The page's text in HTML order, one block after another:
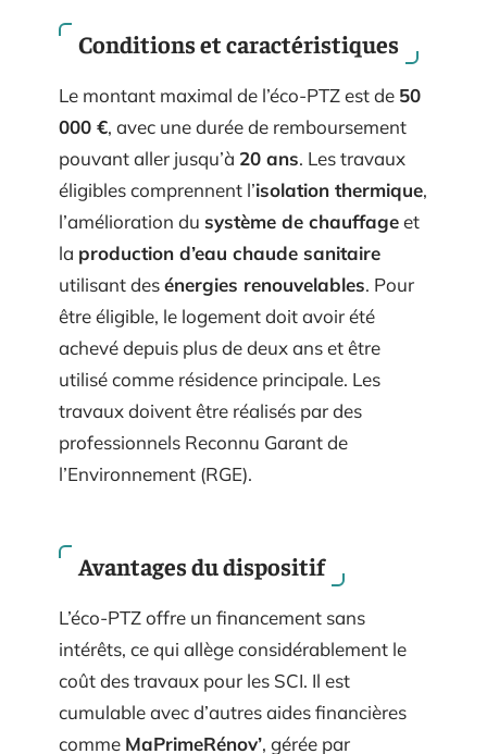
Conditions et caractéristiques
Le montant maximal de l’éco-PTZ est de 50
000 €, avec une durée de remboursement
pouvant aller jusqu’à 20 ans. Les travaux
éligibles comprennent l’isolation thermique,
l’amélioration du système de chauffageet
la production d’eau chaude sanitaire
utilisant desénergies renouvelables. Pour
être éligible, le logement doit avoir été
achevé depuis plus de deux ans et être
utilisé comme résidence principale. Les
travaux doivent être réalisés par des
professionnels Reconnu Garant de
l’Environnement (RGE).
Avantages du dispositif
L’éco-PTZ offre un financement sans
intérêts, ce qui allège considérablement le
coût des travaux pour les SCI. Il est
cumulable avec d’autres aides financières
comme MaPrimeRénov’, gérée par